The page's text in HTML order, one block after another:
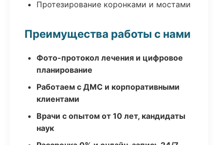
Протезирование коронками и мостами
Преимущества работы с нами
Фото-протокол лечения и цифровое
планирование
Работаем с ДМС и корпоративными
клиентами
Врачи с опытом от 10 лет, кандидаты
наук